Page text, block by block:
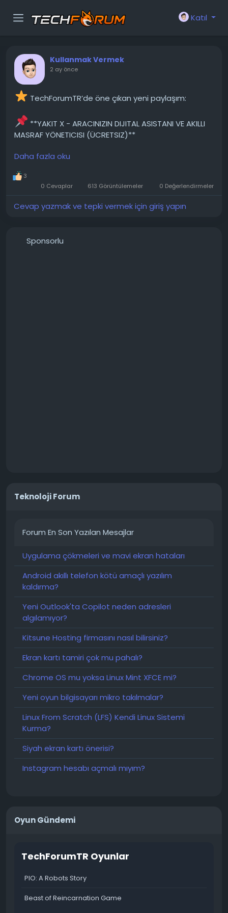
Katıl
Kullanmak Vermek
2 ay önce
TechForumTR’de öne çıkan yeni paylaşım:
**YAKIT X - ARACINIZIN DIJITAL ASISTANI VE AKILLI
MASRAF YÖNETICISI (ÜCRETSIZ)**
Yakıt X; araç sahiplerinin akaryakıt alımlarını,
dönemsel masraflarını, kaza geçmişlerini ve önemli
hatırlatıcılarını tek bir noktadan kolayca yönetmesi
için tasarlanmış güçlü bir analiz ve takip
uygulamasıdır. Üstelik uygulamayı kullanmak için üye
───────────────
Daha fazla oku
3
0 Cevaplar
613 Görüntülemeler 0 Değerlendirmeler
Cevap yazmak ve tepki vermek için giriş yapın
Sponsorlu
Teknoloji Forum
Forum En Son Yazılan Mesajlar
Uygulama çökmeleri ve mavi ekran hataları
Android akıllı telefon kötü amaçlı yazılım
kaldırma?
Yeni Outlook'ta Copilot neden adresleri
algılamıyor?
Kitsune Hosting firmasını nasıl bilirsiniz?
Ekran kartı tamiri çok mu pahalı?
Chrome OS mu yoksa Linux Mint XFCE mi?
Yeni oyun bilgisayarı mikro takılmalar?
Linux From Scratch (LFS) Kendi Linux Sistemi
Kurma?
Siyah ekran kartı önerisi?
Instagram hesabı açmalı mıyım?
Oyun Gündemi
TechForumTR Oyunlar
PIO: A Robots Story
Beast of Reincarnation Game